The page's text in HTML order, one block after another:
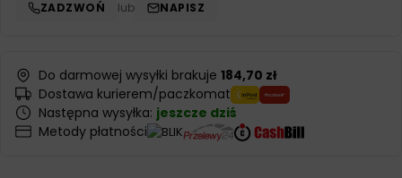
ZADZWOŃ lub NAPISZ
Do darmowej wysyłki brakuje 184,70 zł
Dostawa kurierem/paczkomat
Następna wysyłka: jeszcze dziś
Metody płatności